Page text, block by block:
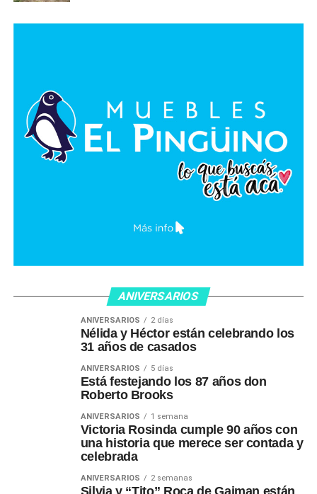
ANIVERSARIOS
ANIVERSARIOS 2 días
Nélida y Héctor están celebrando los
31 años de casados
ANIVERSARIOS 5 días
Está festejando los 87 años don
Roberto Brooks
ANIVERSARIOS 1 semana
Victoria Rosinda cumple 90 años con
una historia que merece ser contada y
celebrada
ANIVERSARIOS 2 semanas
Silvia y “Tito” Roca de Gaiman están